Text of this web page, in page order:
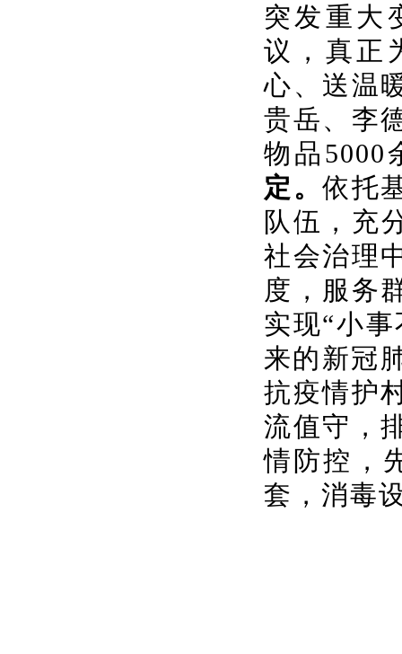
突发重大
议，真正
心、送温
贵岳、李
物品 5000
定。依托
队伍，充
社会治理
度，服务
实现“小
来的新冠
抗疫情护
流值守，
情防控，
套，消毒